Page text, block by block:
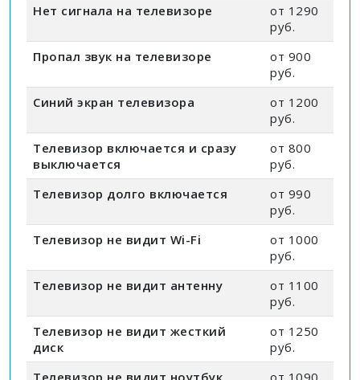
Нет сигнала на телевизоре
от 1290
руб.
Пропал звук на телевизоре
от 900
руб.
Синий экран телевизора
от 1200
руб.
Телевизор включается и сразу
выключается
от 800
руб.
Телевизор долго включается
от 990
руб.
Телевизор не видит Wi-Fi
от 1000
руб.
Телевизор не видит антенну
от 1100
руб.
Телевизор не видит жесткий
диск
от 1250
руб.